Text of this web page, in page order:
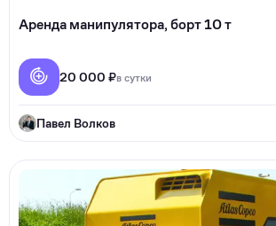
Аренда манипулятора, борт 10 т
20 000 ₽в сутки
Павел Волков